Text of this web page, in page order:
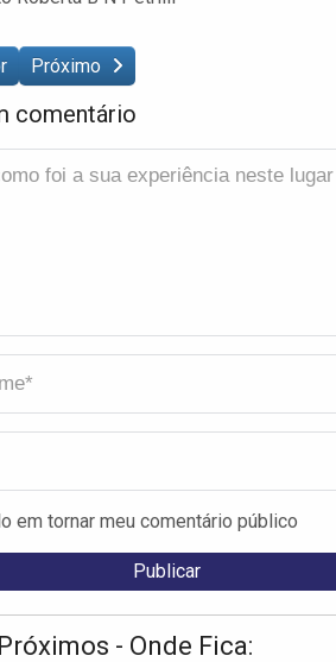
Próximo
comentário
em tornar meu comentário público
- Onde Fica: